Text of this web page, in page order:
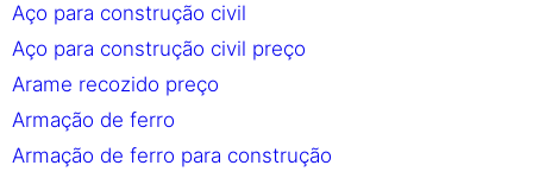
Aço para construção civil
Aço para construção civil preço
Arame recozido preço
Armação de ferro
Armação de ferro para construção